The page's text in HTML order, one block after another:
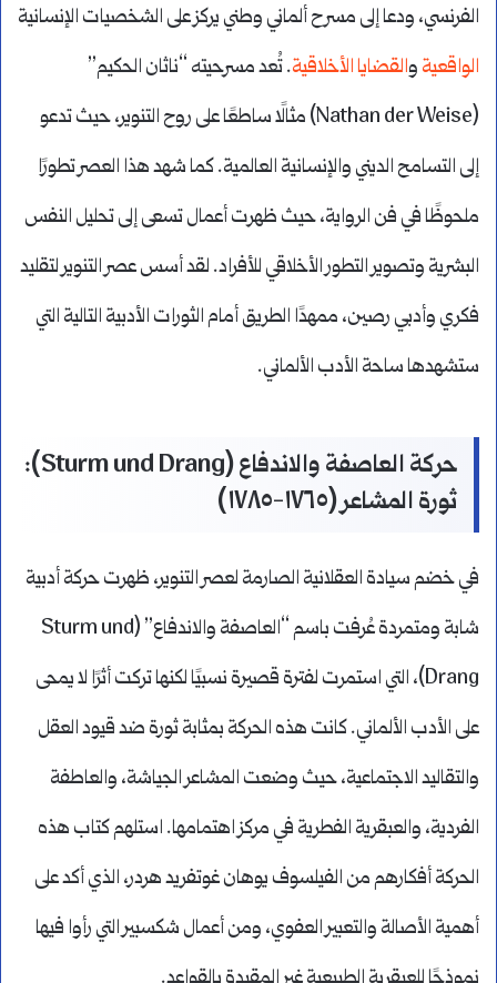
الفرنسي، ودعا إلى مسرح ألماني وطني يركز على الشخصيات الإنسانية
الواقعية والقضايا الأخلاقية. تُعد مسرحيته “ناثان الحكيم”
(Nathan der Weise) مثالًا ساطعًا على روح التنوير، حيث تدعو
إلى التسامح الديني والإنسانية العالمية. كما شهد هذا العصر تطورًا
ملحوظًا في فن الرواية، حيث ظهرت أعمال تسعى إلى تحليل النفس
البشرية وتصوير التطور الأخلاقي للأفراد. لقد أسس عصر التنوير لتقليد
فكري وأدبي رصين، ممهدًا الطريق أمام الثورات الأدبية التالية التي
ستشهدها ساحة الأدب الألماني.
حركة العاصفة والاندفاع (Sturm und Drang):
ثورة المشاعر (١٧٦٥-١٧٨٥)
في خضم سيادة العقلانية الصارمة لعصر التنوير، ظهرت حركة أدبية
شابة ومتمردة عُرفت باسم “العاصفة والاندفاع” (Sturm und
Drang)، التي استمرت لفترة قصيرة نسبيًا لكنها تركت أثرًا لا يمحى
على الأدب الألماني. كانت هذه الحركة بمثابة ثورة ضد قيود العقل
والتقاليد الاجتماعية، حيث وضعت المشاعر الجياشة، والعاطفة
الفردية، والعبقرية الفطرية في مركز اهتمامها. استلهم كتاب هذه
الحركة أفكارهم من الفيلسوف يوهان غوتفريد هردر، الذي أكد على
أهمية الأصالة والتعبير العفوي، ومن أعمال شكسبير التي رأوا فيها